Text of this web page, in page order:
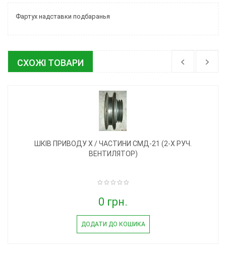
Фартух надставки подбаранья
СХОЖІ ТОВАРИ
ШКІВ ПРИВОДУ Х / ЧАСТИНИ СМД-21 (2-Х РУЧ.
ВЕНТИЛЯТОР)
0 грн.
ДОДАТИ ДО КОШИКА